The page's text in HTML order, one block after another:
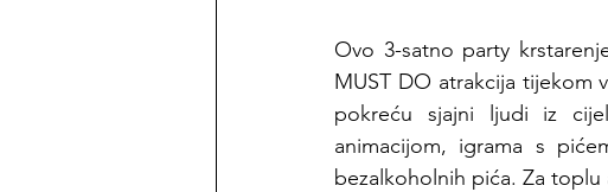
Ovo 3-satno party
MUST DO atrakcija tijekom
pokreću sjajni ljudi iz
animacijom, igrama s
bezalkoholnih pića. Za